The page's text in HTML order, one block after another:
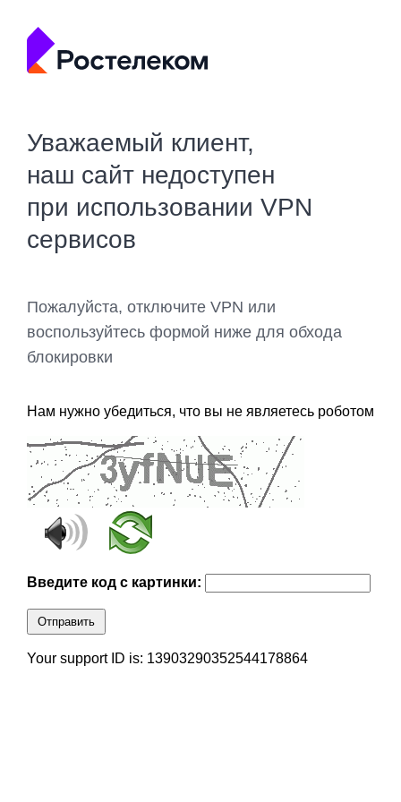
Уважаемый клиент,
наш сайт недоступен
при использовании VPN
сервисов
Пожалуйста, отключите VPN или
воспользуйтесь формой ниже для обхода
блокировки
Нам нужно убедиться, что вы не являетесь роботом
Введите код с картинки:
Отправить
Your support ID is: 13903290352544178864